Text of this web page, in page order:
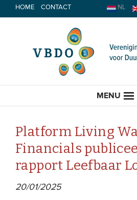
Spring
naar
HOME CONTACT NL
MENU
HOME
Platform Living
Financials
rapport Leefbaar
20/01/2025